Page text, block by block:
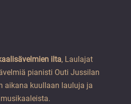
ilta, Laulajat
pianisti Outi Jussilan
aikana kuullaan lauluja ja